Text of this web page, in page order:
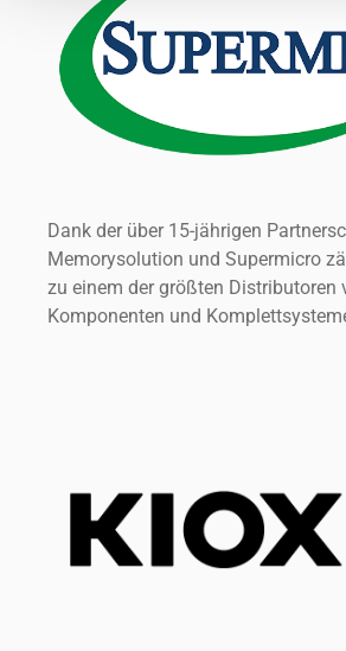
Dank der über 15-jährigen
Memorysolution und Supermicro
zu einem der größten Distributoren
Komponenten und